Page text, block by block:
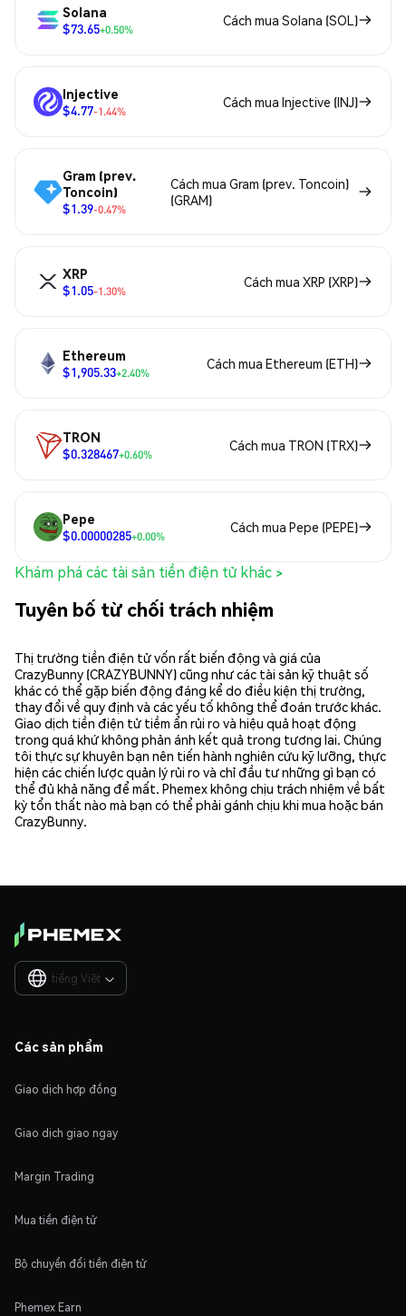
Solana
$73.65+0.50%
Cách mua Solana (SOL)
Injective
$4.77-1.44%
Cách mua Injective (INJ)
Gram (prev.
Toncoin)
$1.39-0.47%
Cách mua Gram (prev. Toncoin)
(GRAM)
XRP
$1.05-1.30%
Cách mua XRP (XRP)
Ethereum
$1,905.33+2.40%
Cách mua Ethereum (ETH)
TRON
$0.328467+0.60%
Cách mua TRON (TRX)
Pepe
$0.00000285+0.00%
Cách mua Pepe (PEPE)
Khám phá các tài sản tiền điện tử khác >
Tuyên bố từ chối trách nhiệm
Thị trường tiền điện tử vốn rất biến động và giá của
CrazyBunny (CRAZYBUNNY) cũng như các tài sản kỹ thuật số
khác có thể gặp biến động đáng kể do điều kiện thị trường,
thay đổi về quy định và các yếu tố không thể đoán trước khác.
Giao dịch tiền điện tử tiềm ẩn rủi ro và hiệu quả hoạt động
trong quá khứ không phản ánh kết quả trong tương lai. Chúng
tôi thực sự khuyên bạn nên tiến hành nghiên cứu kỹ lưỡng, thực
hiện các chiến lược quản lý rủi ro và chỉ đầu tư những gì bạn có
thể đủ khả năng để mất. Phemex không chịu trách nhiệm về bất
kỳ tổn thất nào mà bạn có thể phải gánh chịu khi mua hoặc bán
CrazyBunny.
tiếng Việt 
Các sản phẩm
Giao dịch hợp đồng
Giao dịch giao ngay
Margin Trading
Mua tiền điện tử
Bộ chuyển đổi tiền điện tử
Phemex Earn